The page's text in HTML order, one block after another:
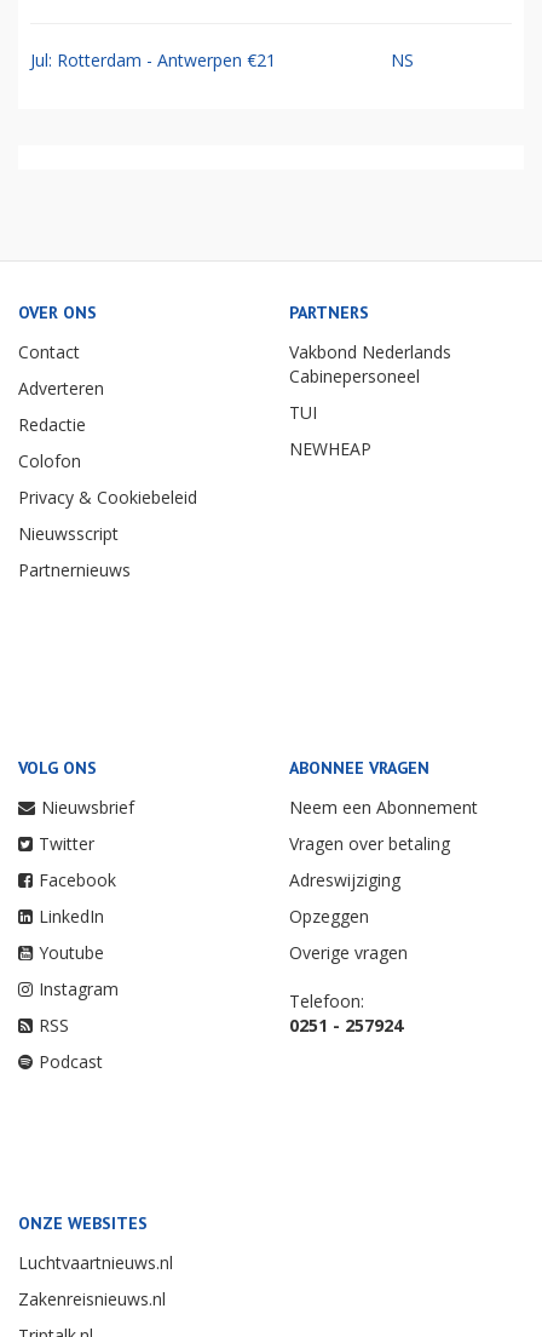
Jul: Rotterdam - Antwerpen €21 NS
OVER ONS
Contact
Adverteren
Redactie
Colofon
Privacy & Cookiebeleid
Nieuwsscript
Partnernieuws
PARTNERS
Vakbond Nederlands
Cabinepersoneel
TUI
NEWHEAP
VOLG ONS
Nieuwsbrief
Twitter
Facebook
LinkedIn
Youtube
Instagram
RSS
Podcast
ABONNEE VRAGEN
Neem een Abonnement
Vragen over betaling
Adreswijziging
Opzeggen
Overige vragen
Telefoon:
0251 - 257924
ONZE WEBSITES
Luchtvaartnieuws.nl
Zakenreisnieuws.nl